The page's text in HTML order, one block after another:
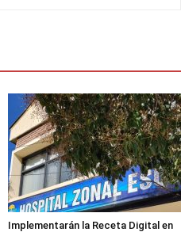
Implementarán la Receta Digital en